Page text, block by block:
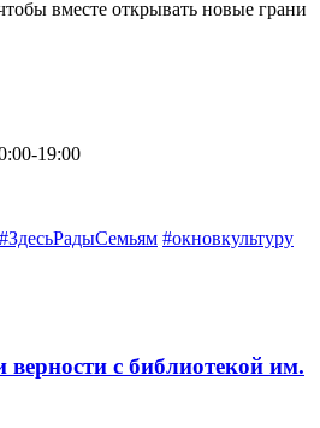
вместе открывать новые грани
19:00
#ЗдесьРадыСемьям #окновкультуру
с библиотекой им.